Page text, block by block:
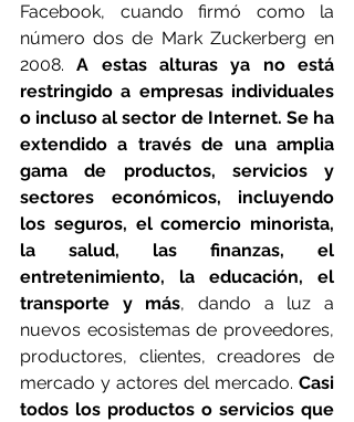
Facebook, cuando firmó como la
número dos de Mark Zuckerberg en
2008. A estas alturas ya no está
restringido a empresas individuales
o incluso al sector de Internet. Se ha
extendido a través de una amplia
gama de productos, servicios y
sectores económicos, incluyendo
los seguros, el comercio minorista,
la salud, las finanzas, el
entretenimiento, la educación, el
transporte y más, dando a luz a
nuevos ecosistemas de proveedores,
productores, clientes, creadores de
mercado y actores del mercado. Casi
todos los productos o servicios que